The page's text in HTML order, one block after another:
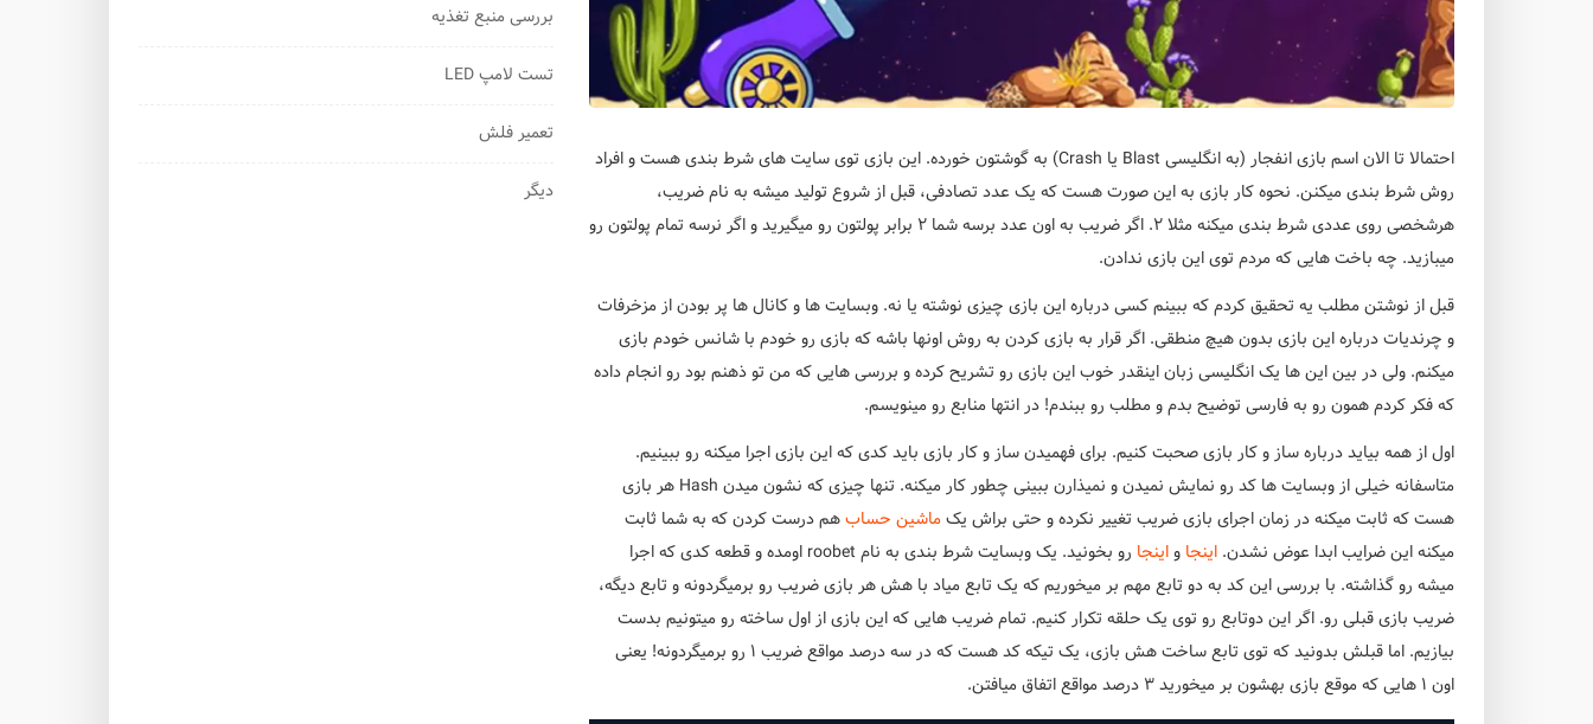
احتمالا تا الان اسم بازی انفجار (به انگلیسی Blast یا Crash) به گوشتون خورده. این بازی توی سایت های شرط بندی هست و افراد
روش شرط بندی میکنن. نحوه کار بازی به این صورت هست که یک عدد تصادفی، قبل از شروع تولید میشه به نام ضریب،
هرشخصی روی عددی شرط بندی میکنه مثلا 2. اگر ضریب به اون عدد برسه شما 2 برابر پولتون رو میگیرید و اگر نرسه تمام پولتون رو
میبازید. چه باخت هایی که مردم توی این بازی ندادن.
قبل از نوشتن مطلب یه تحقیق کردم که ببینم کسی درباره این بازی چیزی نوشته یا نه. وبسایت ها و کانال ها پر بودن از مزخرفات
و چرندیات درباره این بازی بدون هیچ منطقی. اگر قرار به بازی کردن به روش اونها باشه که بازی رو خودم با شانس خودم بازی
میکنم. ولی در بین این ها یک انگلیسی زبان اینقدر خوب این بازی رو تشریح کرده و بررسی هایی که من تو ذهنم بود رو انجام داده
که فکر کردم همون رو به فارسی توضیح بدم و مطلب رو ببندم! در انتها منابع رو مینویسم.
اول از همه بیاید درباره ساز و کار بازی صحبت کنیم. برای فهمیدن ساز و کار بازی باید کدی که این بازی اجرا میکنه رو ببینیم.
متاسفانه خیلی از وبسایت ها کد رو نمایش نمیدن و نمیذارن ببینی چطور کار میکنه. تنها چیزی که نشون میدن Hash هر بازی
هست که ثابت میکنه در زمان اجرای بازی ضریب تغییر نکرده و حتی براش یکماشین حسابهم درست کردن که به شما ثابت
میکنه این ضرایب ابدا عوض نشدن. اینجا واینجا
رو بخونید. یک وبسایت شرط بندی به نام roobet اومده و قطعه کدی که اجرا
میشه رو گذاشته. با بررسی این کد به دو تابع مهم بر میخوریم که یک تابع میاد با هش هر بازی ضریب رو برمیگردونه و تابع دیگه،
ضریب بازی قبلی رو. اگر این دوتابع رو توی یک حلقه تکرار کنیم. تمام ضریب هایی که این بازی از اول ساخته رو میتونیم بدست
بیازیم. اما قبلش بدونید که توی تابع ساخت هش بازی، یک تیکه کد هست که در سه درصد مواقع ضریب 1 رو برمیگردونه! یعنی
اون 1 هایی که موقع بازی بهشون بر میخورید 3 درصد مواقع اتفاق میافتن.
بررسی منبع تغذیه
تست لامپ LED
تعمیر فلش
دیگر